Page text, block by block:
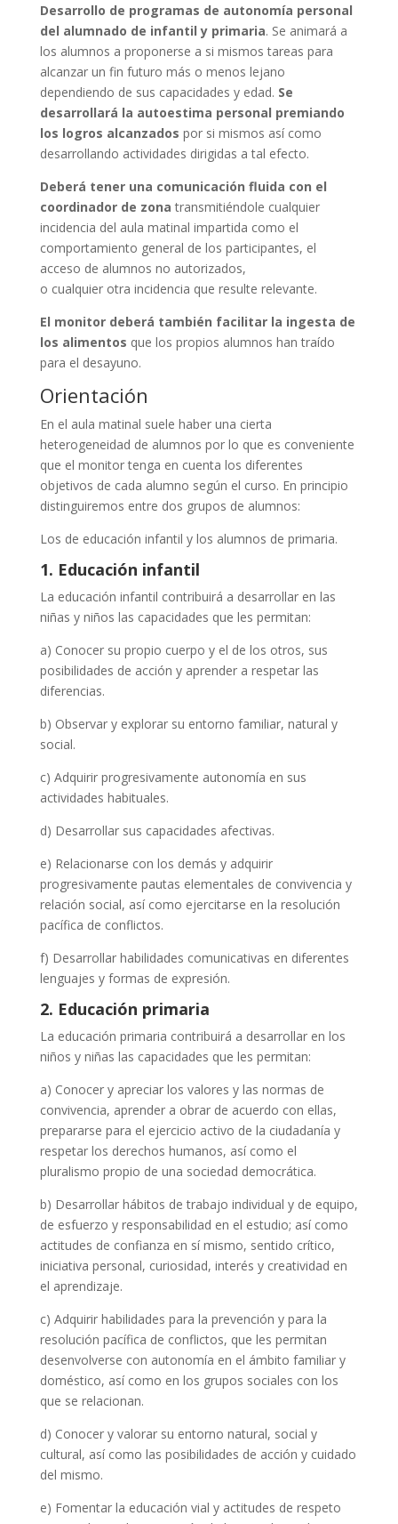
Desarrollo de programas de autonomía personal
del alumnado de infantil y primaria. Se animará a
los alumnos a proponerse a si mismos tareas para
alcanzar un fin futuro más o menos lejano
dependiendo de sus capacidades y edad. Se
desarrollará la autoestima personal premiando
los logros alcanzados por si mismos así como
desarrollando actividades dirigidas a tal efecto.
Deberá tener una comunicación fluida con el
coordinador de zona transmitiéndole cualquier
incidencia del aula matinal impartida como el
comportamiento general de los participantes, el
acceso de alumnos no autorizados,
o cualquier otra incidencia que resulte relevante.
El monitor deberá también facilitar la ingesta de
los alimentos que los propios alumnos han traído
para el desayuno.
Orientación
En el aula matinal suele haber una cierta
heterogeneidad de alumnos por lo que es conveniente
que el monitor tenga en cuenta los diferentes
objetivos de cada alumno según el curso. En principio
distinguiremos entre dos grupos de alumnos:
Los de educación infantil y los alumnos de primaria.
1. Educación infantil
La educación infantil contribuirá a desarrollar en las
niñas y niños las capacidades que les permitan:
a) Conocer su propio cuerpo y el de los otros, sus
posibilidades de acción y aprender a respetar las
diferencias.
b) Observar y explorar su entorno familiar, natural y
social.
c) Adquirir progresivamente autonomía en sus
actividades habituales.
d) Desarrollar sus capacidades afectivas.
e) Relacionarse con los demás y adquirir
progresivamente pautas elementales de convivencia y
relación social, así como ejercitarse en la resolución
pacífica de conflictos.
f) Desarrollar habilidades comunicativas en diferentes
lenguajes y formas de expresión.
2. Educación primaria
La educación primaria contribuirá a desarrollar en los
niños y niñas las capacidades que les permitan:
a) Conocer y apreciar los valores y las normas de
convivencia, aprender a obrar de acuerdo con ellas,
prepararse para el ejercicio activo de la ciudadanía y
respetar los derechos humanos, así como el
pluralismo propio de una sociedad democrática.
b) Desarrollar hábitos de trabajo individual y de equipo,
de esfuerzo y responsabilidad en el estudio; así como
actitudes de confianza en sí mismo, sentido crítico,
iniciativa personal, curiosidad, interés y creatividad en
el aprendizaje.
c) Adquirir habilidades para la prevención y para la
resolución pacífica de conflictos, que les permitan
desenvolverse con autonomía en el ámbito familiar y
doméstico, así como en los grupos sociales con los
que se relacionan.
d) Conocer y valorar su entorno natural, social y
cultural, así como las posibilidades de acción y cuidado
del mismo.
e) Fomentar la educación vial y actitudes de respeto